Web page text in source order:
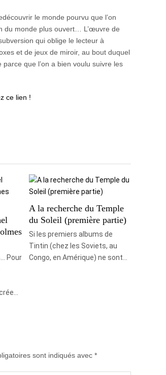
le monde pourvu que l’on
du monde plus ouvert… L’œuvre de
qui oblige le lecteur à
et de jeux de miroir, au bout duquel
que l’on a bien voulu suivre les
ce lien !
Pour
A la recherche du Temple
du Soleil (première partie)
Si les premiers albums de
Tintin (chez les Soviets, au
Congo, en Amérique) ne sont…
sont indiqués avec *